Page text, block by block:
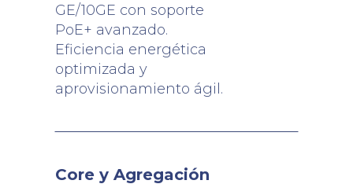
GE/10GE con soporte
PoE+ avanzado.
Eficiencia energética
optimizada y
aprovisionamiento ágil.
Core y Agregación